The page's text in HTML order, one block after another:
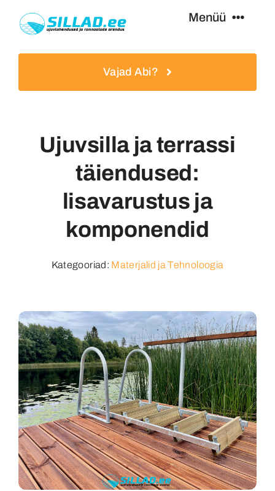
Menüü
Lisavarustus
Eripakkumised
Kasulikku
Kontakt
Eesti
Vajad Abi?
Ujuvsilla ja terrassi
täiendused:
lisavarustus ja
komponendid
Kategooriad: Materjalid ja Tehnoloogia